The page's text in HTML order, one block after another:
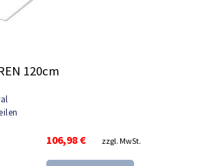
120cm
Ursprünglicher
Preis
106,98 €
Aktueller
Preis
zzgl. MwSt.